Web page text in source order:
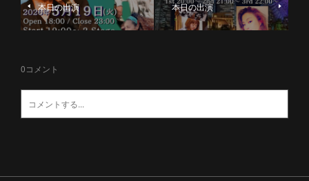
本日の出演 本日の出演
0コメント